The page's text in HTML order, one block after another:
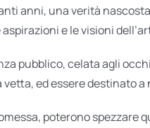
anni, una verità
e le visioni
pubblico, celata agli
ed essere destinato
poterono